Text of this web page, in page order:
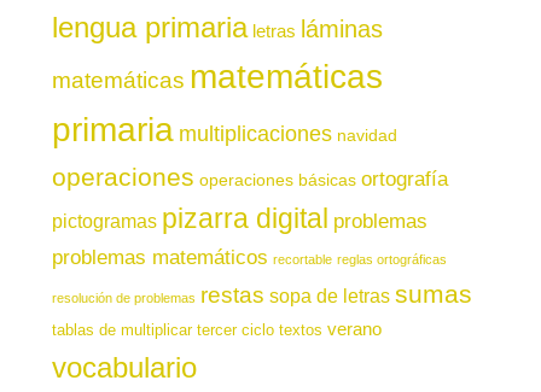
lengua primaria letras láminas
matemáticas matemáticas
primaria multiplicaciones navidad
operaciones operaciones básicas ortografía
pictogramas pizarra digital problemas
problemas matemáticos recortable reglas ortográficas
resolución de problemas restas sopa de letras sumas
tablas de multiplicar tercer ciclo textos verano
vocabulario